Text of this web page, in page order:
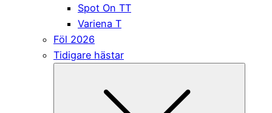
Spot On TT
Variena T
Föl 2026
Tidigare hästar